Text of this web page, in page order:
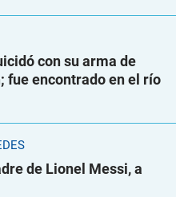
con su arma de
fue encontrado en el río
de Lionel Messi, a